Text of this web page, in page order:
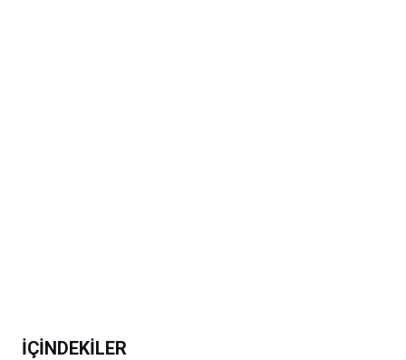
İÇİNDEKİLER